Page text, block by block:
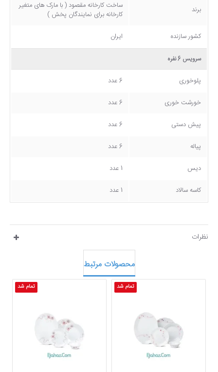
برند
ساخت کارخانه مقصود ( با مارک های متغیر
کارخانه برای نمایندگان پخش )
کشور سازنده ایران
سرویس 6 نفره
پلوخوری 6 عدد
خورشت خوری 6 عدد
پیش دستی 6 عدد
پیاله 6 عدد
دیس 1 عدد
کاسه سالاد 1 عدد
نظرات
محصولات مرتبط
تمام شد تمام شد